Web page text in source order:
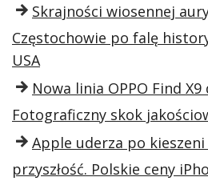
Skrajności wiosennej
Częstochowie po falę
USA
Nowa linia OPPO Find
Fotograficzny skok
Apple uderza po
przyszłość. Polskie ceny